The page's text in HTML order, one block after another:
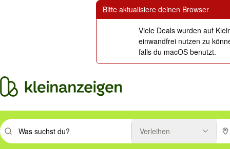
Bitte aktualisiere deinen Browser
Viele Deals wurden auf
einwandfrei nutzen zu
falls du macOS benutzt.
Suchbegriff eingeben. Eingabetaste drücken um zu suchen, oder
Verleihen